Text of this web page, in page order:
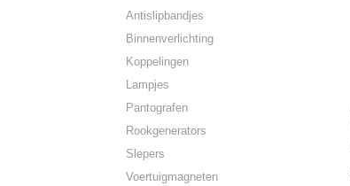
Antislipbandjes
Binnenverlichting
Koppelingen
Lampjes
Pantografen
Rookgenerators
Slepers
Voertuigmagneten